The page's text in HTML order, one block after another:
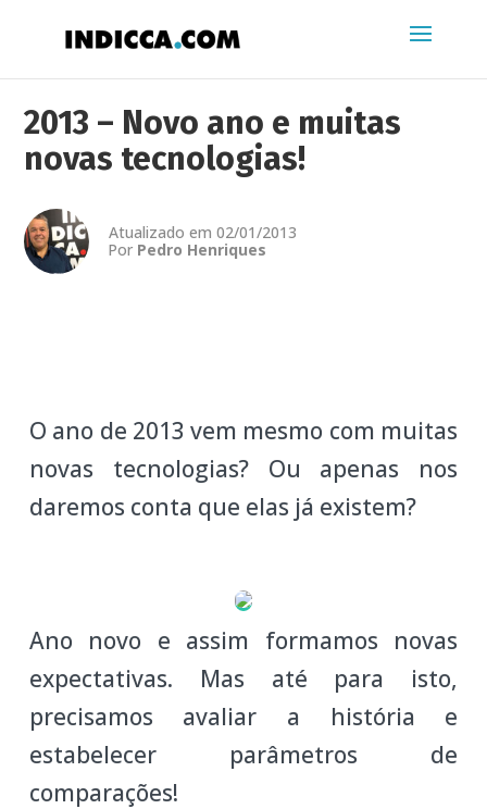
2013 – Novo ano e muitas
novas tecnologias!
Atualizado em 02/01/2013
Por Pedro Henriques
O ano de 2013 vem mesmo com muitas
novas tecnologias? Ou apenas nos
daremos conta que elas já existem?
Ano novo e assim formamos novas
expectativas. Mas até para isto,
precisamos avaliar a história e
estabelecer parâmetros de
comparações!